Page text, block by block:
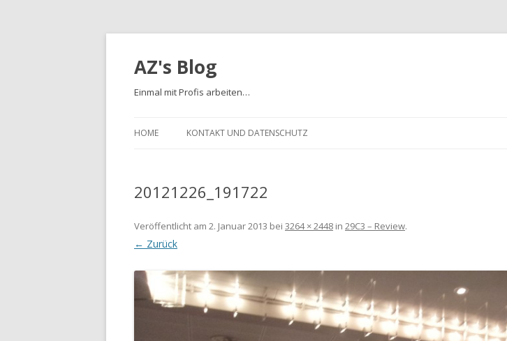
AZ's Blog
Einmal mit Profis arbeiten…
HOME KONTAKT UND DATENSCHUTZ
20121226_191722
Veröffentlicht am 2. Januar 2013 bei 3264 × 2448 in 29C3 – Review.
← Zurück